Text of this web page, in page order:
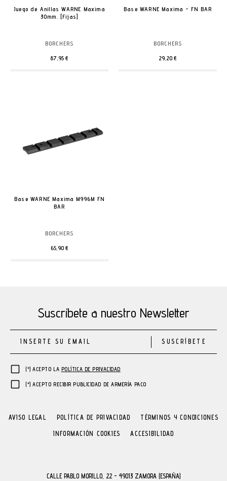
Juego de Anillas WARNE Maxima
30mm. [Fijas]
BORCHERS
87,95 €
Base WARNE Maxima - FN BAR
BORCHERS
29,20 €
Base WARNE Maxima M996M FN
BAR
BORCHERS
65,90 €
Suscríbete a nuestro Newsletter
(*) ACEPTO LA POLÍTICA DE PRIVACIDAD
(*) ACEPTO RECIBIR PUBLICIDAD DE ARMERÍA PACO
SUSCRÍBETE
AVISO LEGAL POLÍTICA DE PRIVACIDAD TÉRMINOS Y CONDICIONES
INFORMACIÓN COOKIES ACCESIBILIDAD
CALLE PABLO MORILLO, 22 - 49013 ZAMORA (ESPAÑA)